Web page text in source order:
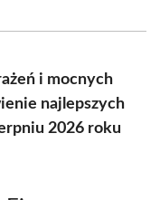
i mocnych
najlepszych
2026 roku